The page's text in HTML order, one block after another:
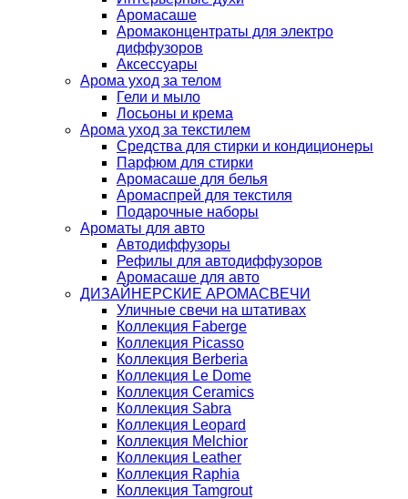
Аромасаше
Аромаконцентраты для электро
диффузоров
Аксессуары
Арома уход за телом
Гели и мыло
Лосьоны и крема
Арома уход за текстилем
Средства для стирки и кондиционеры
Парфюм для стирки
Аромасаше для белья
Аромаспрей для текстиля
Подарочные наборы
Ароматы для авто
Автодиффузоры
Рефилы для автодиффузоров
Аромасаше для авто
ДИЗАЙНЕРСКИЕ АРОМАСВЕЧИ
Уличные свечи на штативах
Коллекция Faberge
Коллекция Picasso
Коллекция Berberia
Коллекция Le Dome
Коллекция Ceramics
Коллекция Sabra
Коллекция Leopard
Коллекция Melchior
Коллекция Leather
Коллекция Raphia
Коллекция Tamgrout